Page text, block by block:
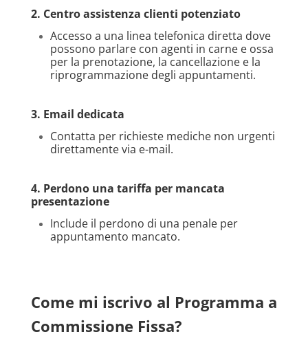
2. Centro assistenza clienti potenziato
Accesso a una linea telefonica diretta dove
possono parlare con agenti in carne e ossa
per la prenotazione, la cancellazione e la
riprogrammazione degli appuntamenti.
3. Email dedicata
Contatta per richieste mediche non urgenti
direttamente via e-mail.
4. Perdono una tariffa per mancata
presentazione
Include il perdono di una penale per
appuntamento mancato.
Come mi iscrivo al Programma a
Commissione Fissa?